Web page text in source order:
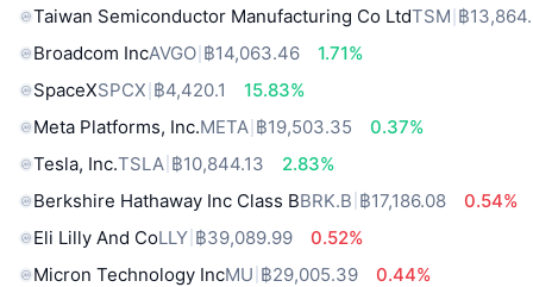
Taiwan Semiconductor Manufacturing Co LtdTSM ฿
Broadcom IncAVGO ฿14,063.46
1.71%
SpaceXSPCX ฿4,420.1
15.83%
Meta Platforms, Inc.META ฿19,503.35
0.37%
Tesla, Inc.TSLA ฿10,844.13
2.83%
Berkshire Hathaway Inc Class BBRK.B ฿17,186.08
0.54%
Eli Lilly And CoLLY ฿39,089.99
0.52%
Micron Technology IncMU ฿29,005.39
0.44%